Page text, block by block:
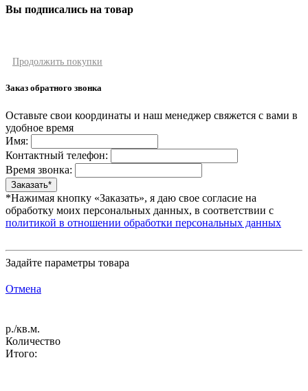
Вы подписались на товар
Продолжить покупки
Заказ обратного звонка
Оставьте свои координаты и наш менеджер свяжется с вами в
удобное время
Имя:
Контактный телефон:
Время звонка:
*Нажимая кнопку «Заказать», я даю свое согласие на
обработку моих персональных данных, в соответствии с
политикой в отношении обработки персональных данных
Задайте параметры товара
Отмена
р./кв.м.
Количество
Итого: